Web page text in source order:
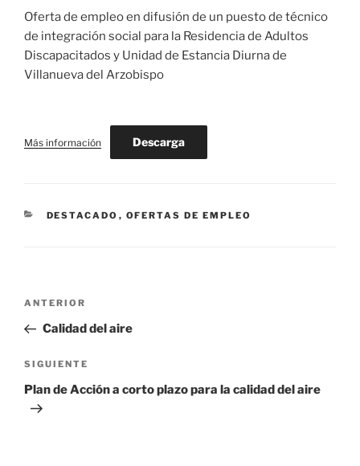
Oferta de empleo en difusión de un puesto de técnico
de integración social para la Residencia de Adultos
Discapacitados y Unidad de Estancia Diurna de
Villanueva del Arzobispo
Más información Descarga
CATEGORÍAS
DESTACADO , OFERTAS DE EMPLEO
Navegación
entradas
Entrada
anterior:
ANTERIOR
Calidad del aire
Siguiente
entrada
SIGUIENTE
Plan de Acción a corto plazo para la calidad del aire